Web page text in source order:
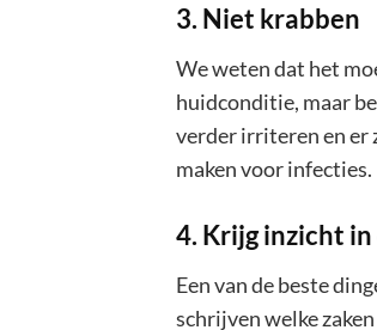
3. Niet krabben
We weten dat het
huidconditie, maar
verder irriteren en er
maken voor infecties.
4. Krijg inzicht
Een van de beste
schrijven welke